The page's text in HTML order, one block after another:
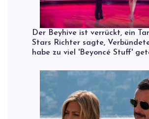
Der Beyhive ist verrückt, ein
Stars Richter sagte,
habe zu viel 'Beyoncé Stuff'